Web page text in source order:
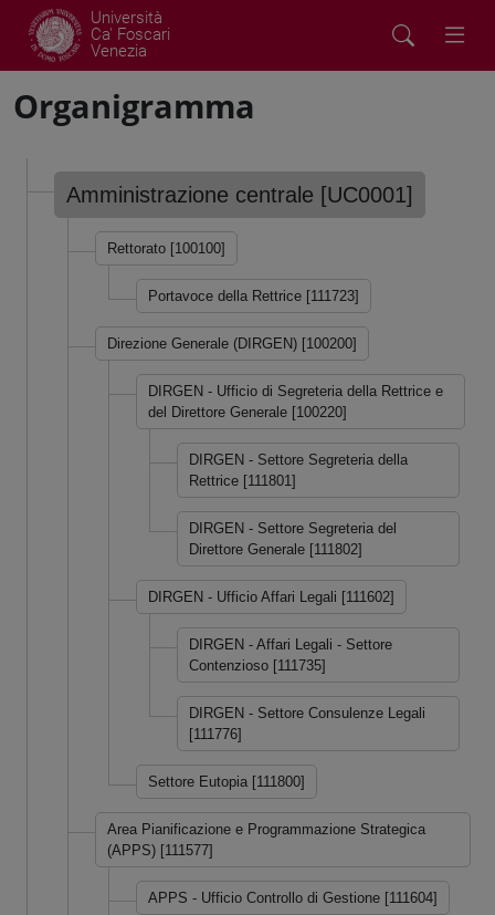
Università
Ca' Foscari
Venezia
Organigramma
Amministrazione centrale [UC0001]
Rettorato [100100]
Portavoce della Rettrice [111723]
Direzione Generale (DIRGEN) [100200]
DIRGEN - Ufficio di Segreteria della Rettrice e
del Direttore Generale [100220]
DIRGEN - Settore Segreteria della
Rettrice [111801]
DIRGEN - Settore Segreteria del
Direttore Generale [111802]
DIRGEN - Ufficio Affari Legali [111602]
DIRGEN - Affari Legali - Settore
Contenzioso [111735]
DIRGEN - Settore Consulenze Legali
[111776]
Settore Eutopia [111800]
Area Pianificazione e Programmazione Strategica
(APPS) [111577]
APPS - Ufficio Controllo di Gestione [111604]